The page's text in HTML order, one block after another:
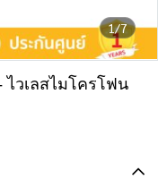
1/7
ไวเลสไมโครโฟน